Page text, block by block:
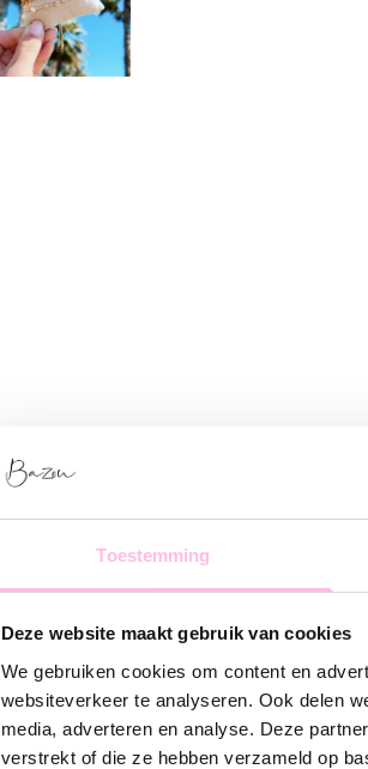
Toestemming
Deze website maakt gebruik van cookies
We gebruiken cookies om content en
websiteverkeer te analyseren. Ook delen
media, adverteren en analyse. Deze
verstrekt of die ze hebben verzameld op